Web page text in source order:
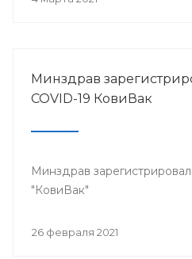
Минздрав
COVID-19 КовиВак
Минздрав
"КовиВак"
26 февраля 2021